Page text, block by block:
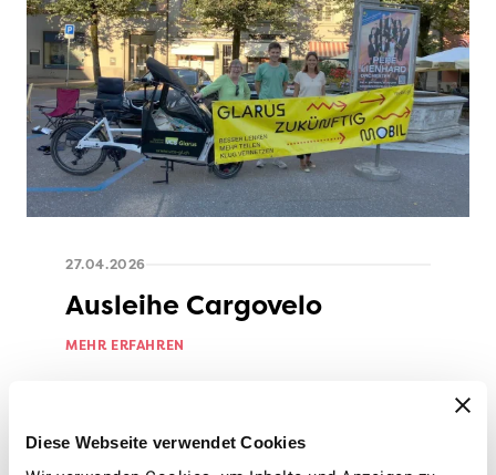
Diese Webseite verwendet Cookies
27.04.2026
Ausleihe Cargovelo
MEHR ERFAHREN
24
APR.